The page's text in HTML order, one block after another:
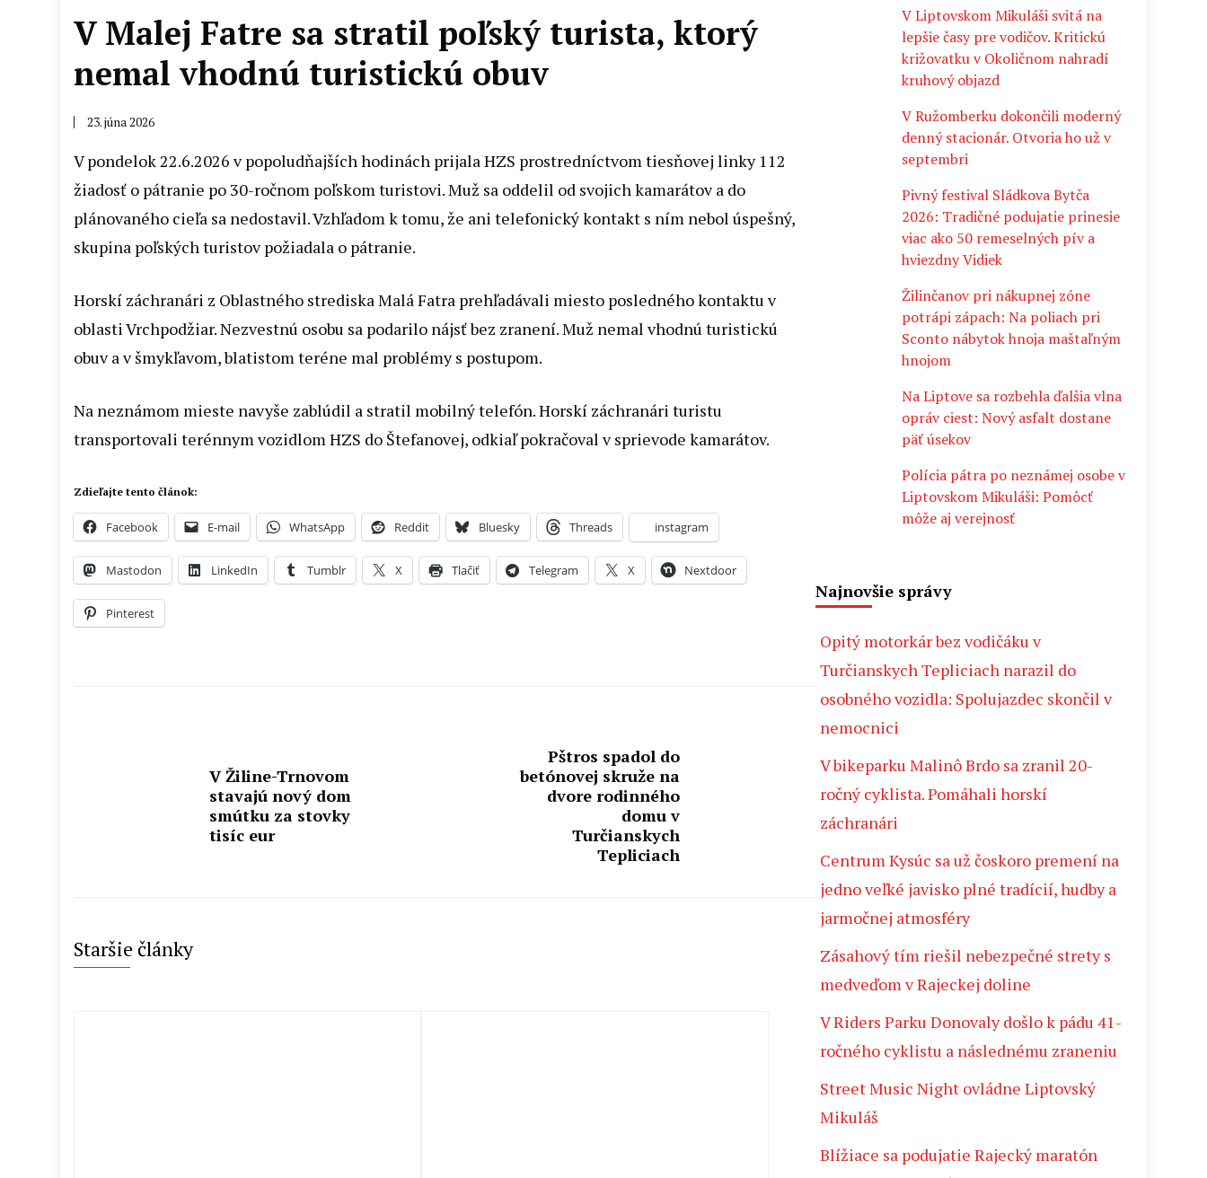
V Malej Fatre sa stratil poľský turista, ktorý
nemal vhodnú turistickú obuv
23. júna 2026
V pondelok 22.6.2026 v popoludňajších hodinách prijala HZS prostredníctvom tiesňovej linky 112
žiadosť o pátranie po 30-ročnom poľskom turistovi. Muž sa oddelil od svojich kamarátov a do
plánovaného cieľa sa nedostavil. Vzhľadom k tomu, že ani telefonický kontakt s ním nebol úspešný,
skupina poľských turistov požiadala o pátranie.
Horskí záchranári z Oblastného strediska Malá Fatra prehľadávali miesto posledného kontaktu v
oblasti Vrchpodžiar. Nezvestnú osobu sa podarilo nájsť bez zranení. Muž nemal vhodnú turistickú
obuv a v šmykľavom, blatistom teréne mal problémy s postupom.
Na neznámom mieste navyše zablúdil a stratil mobilný telefón. Horskí záchranári turistu
transportovali terénnym vozidlom HZS do Štefanovej, odkiaľ pokračoval v sprievode kamarátov.
Zdieľajte tento článok:
Facebook E-mail WhatsApp Reddit Bluesky Threads instagram
Mastodon LinkedIn Tumblr X Tlačiť Telegram X Nextdoor
Pinterest
V Žiline-Trnovom
stavajú nový dom
smútku za stovky
tisíc eur
Pštros spadol do
betónovej skruže na
dvore rodinného
domu v
Turčianskych
Tepliciach
Staršie články
V Liptovskom Mikuláši svitá na
lepšie časy pre vodičov. Kritickú
križovatku v Okoličnom nahradí
kruhový objazd
V Ružomberku dokončili moderný
denný stacionár. Otvoria ho už v
septembri
Pivný festival Sládkova Bytča
2026: Tradičné podujatie prinesie
viac ako 50 remeselných pív a
hviezdny Vidiek
Žilinčanov pri nákupnej zóne
potrápi zápach: Na poliach pri
Sconto nábytok hnoja maštaľným
hnojom
Na Liptove sa rozbehla ďalšia vlna
opráv ciest: Nový asfalt dostane
päť úsekov
Polícia pátra po neznámej osobe v
Liptovskom Mikuláši: Pomôcť
môže aj verejnosť
Najnovšie správy
Opitý motorkár bez vodičáku v
Turčianskych Tepliciach narazil do
osobného vozidla: Spolujazdec skončil v
nemocnici
V bikeparku Malinô Brdo sa zranil 20-
ročný cyklista. Pomáhali horskí
záchranári
Centrum Kysúc sa už čoskoro premení na
jedno veľké javisko plné tradícií, hudby a
jarmočnej atmosféry
Zásahový tím riešil nebezpečné strety s
medveďom v Rajeckej doline
V Riders Parku Donovaly došlo k pádu 41-
ročného cyklistu a následnému zraneniu
Street Music Night ovládne Liptovský
Mikuláš
Blížiace sa podujatie Rajecký maratón